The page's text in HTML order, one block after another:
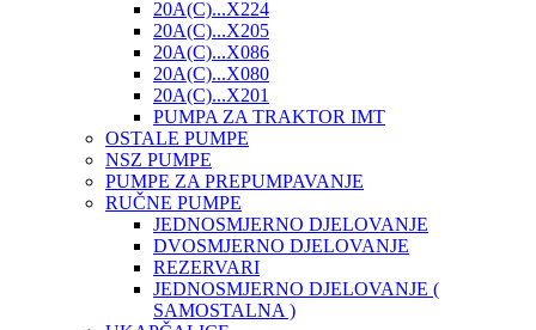
20A(C)...X224
20A(C)...X205
20A(C)...X086
20A(C)...X080
20A(C)...X201
PUMPA ZA TRAKTOR IMT
OSTALE PUMPE
NSZ PUMPE
PUMPE ZA PREPUMPAVANJE
RUČNE PUMPE
JEDNOSMJERNO DJELOVANJE
DVOSMJERNO DJELOVANJE
REZERVARI
JEDNOSMJERNO DJELOVANJE (
SAMOSTALNA )